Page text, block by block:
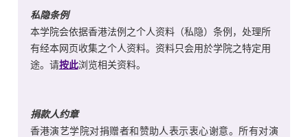
私隐条例
本学院会依据香港法例之个人资料（私隐）条例，处理所
有经本网页收集之个人资料。资料只会用於学院之特定用
途。请按此浏览相关资料。
捐款人约章
香港演艺学院对捐赠者和赞助人表示衷心谢意。所有对演